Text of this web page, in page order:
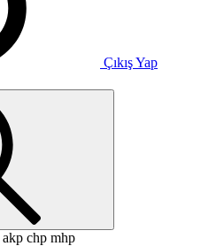
Çıkış Yap
akp chp mhp